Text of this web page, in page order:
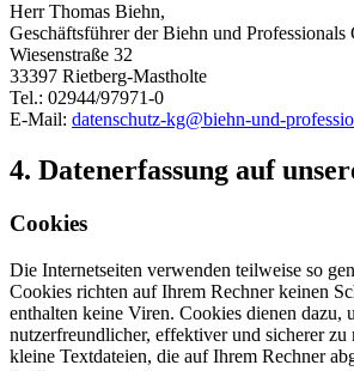
Herr Thomas Biehn,
Geschäftsführer der Biehn und Professionals
Wiesenstraße 32
33397 Rietberg-Mastholte
Tel.: 02944/97971-0
E-Mail: datenschutz-kg@biehn-und-
4. Datenerfassung auf
Cookies
Die Internetseiten verwenden teilweise so
Cookies richten auf Ihrem Rechner keinen
enthalten keine Viren. Cookies dienen dazu,
nutzerfreundlicher, effektiver und sicherer zu
kleine Textdateien, die auf Ihrem Rechner